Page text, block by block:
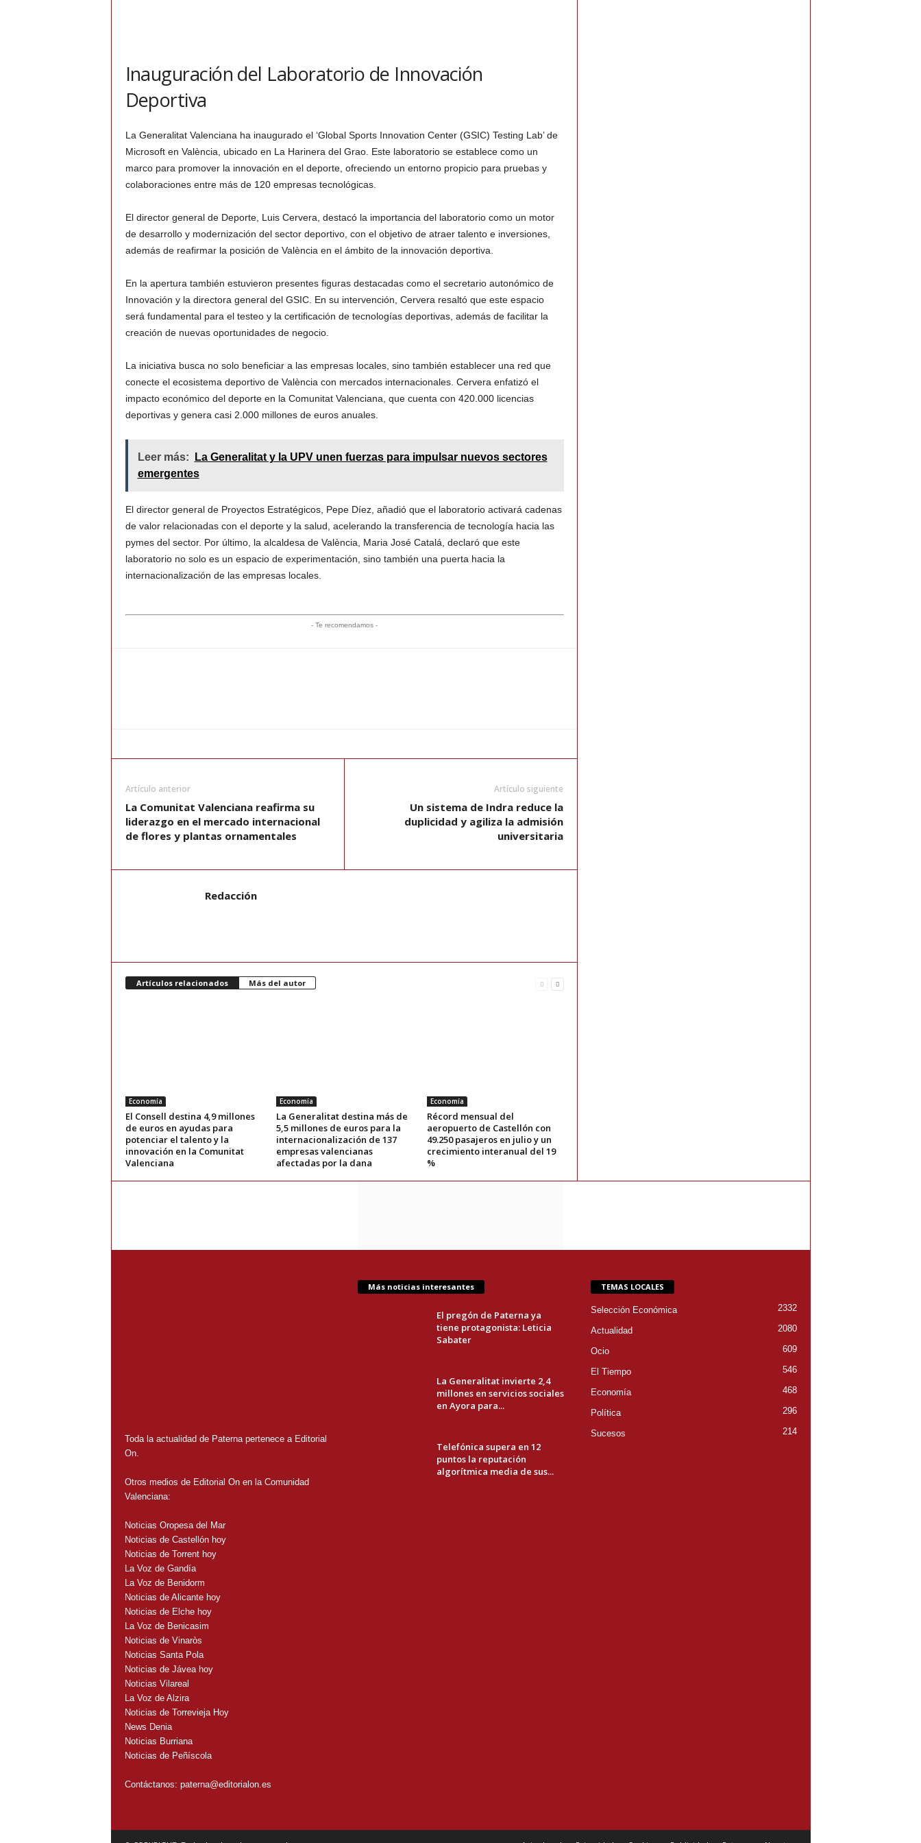
Inauguración del Laboratorio de Innovación
Deportiva
La Generalitat Valenciana ha inaugurado el ‘Global Sports Innovation Center (GSIC) Testing Lab’ de
Microsoft en València, ubicado en La Harinera del Grao. Este laboratorio se establece como un
marco para promover la innovación en el deporte, ofreciendo un entorno propicio para pruebas y
colaboraciones entre más de 120 empresas tecnológicas.
El director general de Deporte, Luis Cervera, destacó la importancia del laboratorio como un motor
de desarrollo y modernización del sector deportivo, con el objetivo de atraer talento e inversiones,
además de reafirmar la posición de València en el ámbito de la innovación deportiva.
En la apertura también estuvieron presentes figuras destacadas como el secretario autonómico de
Innovación y la directora general del GSIC. En su intervención, Cervera resaltó que este espacio
será fundamental para el testeo y la certificación de tecnologías deportivas, además de facilitar la
creación de nuevas oportunidades de negocio.
La iniciativa busca no solo beneficiar a las empresas locales, sino también establecer una red que
conecte el ecosistema deportivo de València con mercados internacionales. Cervera enfatizó el
impacto económico del deporte en la Comunitat Valenciana, que cuenta con 420.000 licencias
deportivas y genera casi 2.000 millones de euros anuales.
Leer más:
La Generalitat y la UPV unen fuerzas para impulsar nuevos sectores
emergentes
El director general de Proyectos Estratégicos, Pepe Díez, añadió que el laboratorio activará cadenas
de valor relacionadas con el deporte y la salud, acelerando la transferencia de tecnología hacia las
pymes del sector. Por último, la alcaldesa de València, Maria José Catalá, declaró que este
laboratorio no solo es un espacio de experimentación, sino también una puerta hacia la
internacionalización de las empresas locales.
- Te recomendamos -
Artículo anterior
La Comunitat Valenciana reafirma su
liderazgo en el mercado internacional
de flores y plantas ornamentales
Artículo siguiente
Un sistema de Indra reduce la
duplicidad y agiliza la admisión
universitaria
Redacción
Artículos relacionados Más del autor
Economía
El Consell destina 4,9 millones
de euros en ayudas para
potenciar el talento y la
innovación en la Comunitat
Valenciana
Economía
La Generalitat destina más de
5,5 millones de euros para la
internacionalización de 137
empresas valencianas
afectadas por la dana
Economía
Récord mensual del
aeropuerto de Castellón con
49.250 pasajeros en julio y un
crecimiento interanual del 19
%
Toda la actualidad de Paterna pertenece a Editorial
On.
Otros medios de Editorial On en la Comunidad
Valenciana:
Noticias Oropesa del Mar
Noticias de Castellón hoy
Noticias de Torrent hoy
La Voz de Gandía
La Voz de Benidorm
Noticias de Alicante hoy
Noticias de Elche hoy
La Voz de Benicasim
Noticias de Vinaròs
Noticias Santa Pola
Noticias de Jávea hoy
Noticias Vilareal
La Voz de Alzira
Noticias de Torrevieja Hoy
News Denia
Noticias Burriana
Noticias de Peñíscola
Contáctanos: paterna@editorialon.es
Más noticias interesantes
El pregón de Paterna ya
tiene protagonista: Leticia
Sabater
La Generalitat invierte 2,4
millones en servicios sociales
en Ayora para...
Telefónica supera en 12
puntos la reputación
algorítmica media de sus...
TEMAS LOCALES
Selección Económica 2332
Actualidad 2080
Ocio 609
El Tiempo 546
Economía 468
Política 296
Sucesos 214